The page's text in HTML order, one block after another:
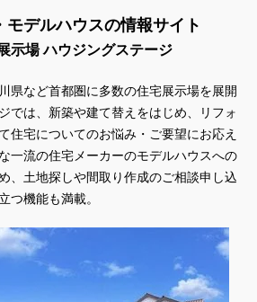
モデルハウスの情報サイト
示場 ハウジングステージ
県など首都圏に多数の住宅展示場を展開
では、新築や建て替えをはじめ、リフォ
住宅についてのお悩み・ご要望にお応え
一流の住宅メーカーのモデルハウスへの
、土地探しや間取り作成のご相談申し込
つ機能も満載。